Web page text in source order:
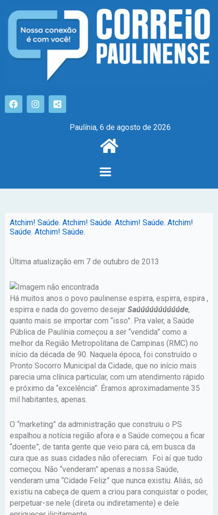
Paulínia, 6 de agosto de 2026
Atchim! Saúde. Atchim! Saúde. Atchim! Saúde. Atchim!
Saúde. Atchim! Saúde.
Última atualização em 7 de outubro de 2013
Há muitos anos o povo paulinense espirra, espirra, espira ,
espirra e nada do governo desejar Saúúúúúúúúúúde,
quanto mais se importar com “isso”. Pra valer, a Saúde
Pública de Paulínia começou a ser “vendida” como a
melhor da Região Metropolitana de Campinas (RMC) no
início da década de 90. Naquela época, foi construído o
Pronto Socorro Municipal da Cidade, que no início mais
parecia uma clínica particular, com um atendimento rápido
e próximo da “excelência”. Éramos aproximadamente 35
mil habitantes, apenas.
O “marketing” da administração que construiu o PS
espalhou a notícia região afora e a Saúde começou a ficar
“doente”, de tanta gente que veio para cá, em busca da
cura que as suas cidades não ofereciam. Foi aí que tudo
começou. Não “venderam” apenas a nossa Saúde,
venderam uma “Cidade Feliz” que nunca existiu. Aliás, só
existiu na cabeça de quem a criou para conquistar o poder,
perpetuar-se nele (direta ou indiretamente) e dele